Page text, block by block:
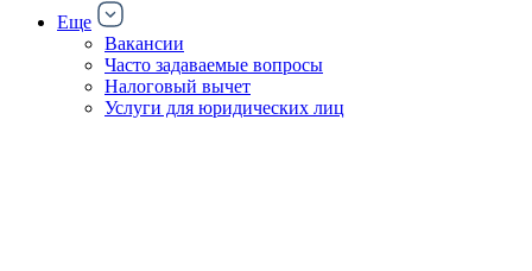
Еще
Вакансии
Часто задаваемые вопросы
Налоговый вычет
Услуги для юридических лиц